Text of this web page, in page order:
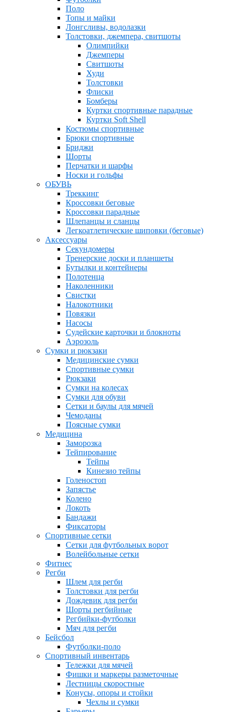
Поло
Топы и майки
Лонгсливы, водолазки
Толстовки, джемпера, свитшоты
Олимпийки
Джемперы
Свитшоты
Худи
Толстовки
Флиски
Бомберы
Куртки спортивные парадные
Куртки Soft Shell
Костюмы спортивные
Брюки спортивные
Бриджи
Шорты
Перчатки и шарфы
Носки и гольфы
ОБУВЬ
Треккинг
Кроссовки беговые
Кроссовки парадные
Шлепанцы и сланцы
Легкоатлетические шиповки (беговые)
Аксессуары
Секундомеры
Тренерские доски и планшеты
Бутылки и контейнеры
Полотенца
Наколенники
Свистки
Налокотники
Повязки
Насосы
Судейские карточки и блокноты
Аэрозоль
Сумки и рюкзаки
Медицинские сумки
Спортивные сумки
Рюкзаки
Сумки на колесах
Сумки для обуви
Сетки и баулы для мячей
Чемоданы
Поясные сумки
Медицина
Заморозка
Тейпирование
Тейпы
Кинезио тейпы
Голеностоп
Запястье
Колено
Локоть
Бандажи
Фиксаторы
Спортивные сетки
Сетки для футбольных ворот
Волейбольные сетки
Фитнес
Регби
Шлем для регби
Толстовки для регби
Дождевик для регби
Шорты регбийные
Регбийки-футболки
Мяч для регби
Бейсбол
Футболки-поло
Спортивный инвентарь
Тележки для мячей
Фишки и маркеры разметочные
Лестницы скоростные
Конусы, опоры и стойки
Чехлы и сумки